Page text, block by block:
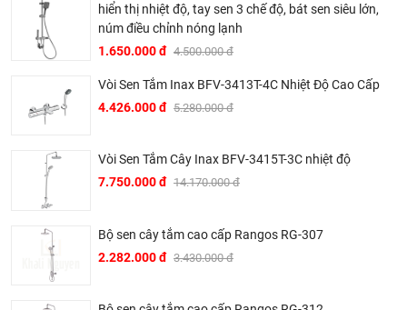
BRAVAT – TINH HOA ĐẲNG CẤP CỦA NƯỚC ĐỨC
▶ Bravat là thương hiệu cao cấp các sản phẩm nhà tắm
bị vệ sinh của Đức có bề dày lịch sử hơn 145 năm. Khởi
đầu từ một xưởng sản xuất gia đình tại vùng Black Forest,
Baden – Württemberg tây nam nước Đức vào năm 1873,
trong những thương hiệu thiết bị vệ sinh hàng đầu thế giới.
▶ Các sản phẩm của Bravat đã được sử dụng trong nhiều
hiển thị nhiệt độ, tay sen 3 chế độ, bát sen siêu lớn,
núm điều chỉnh nóng lạnh
1.650.000 đ 4.500.000 đ
Vòi Sen Tắm Inax BFV-3413T-4C Nhiệt Độ Cao Cấp
4.426.000 đ 5.280.000 đ
Vòi Sen Tắm Cây Inax BFV-3415T-3C nhiệt độ
7.750.000 đ 14.170.000 đ
Bộ sen cây tắm cao cấp Rangos RG-307
2.282.000 đ 3.430.000 đ